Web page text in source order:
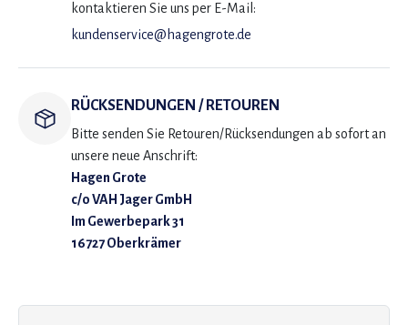
kontaktieren Sie uns per E-Mail:
kundenservice@hagengrote.de
RÜCKSENDUNGEN / RETOUREN
Bitte senden Sie Retouren/Rücksendungen ab sofort an
unsere neue Anschrift:
Hagen Grote
c/o VAH Jager GmbH
Im Gewerbepark 31
16727 Oberkrämer